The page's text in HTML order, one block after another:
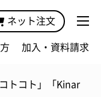
ネット注文
加入・資料請求
トコト」「Kinar